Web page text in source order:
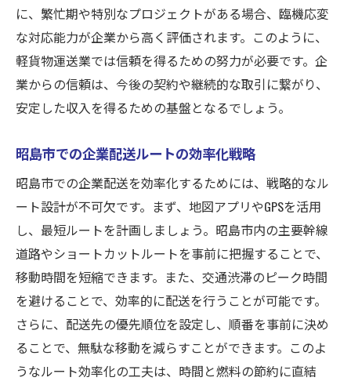
に、繁忙期や特別なプロジェクトがある場合、臨機応変
な対応能力が企業から高く評価されます。このように、
軽貨物運送業では信頼を得るための努力が必要です。企
業からの信頼は、今後の契約や継続的な取引に繋がり、
安定した収入を得るための基盤となるでしょう。
昭島市での企業配送ルートの効率化戦略
昭島市での企業配送を効率化するためには、戦略的なル
ート設計が不可欠です。まず、地図アプリやGPSを活用
し、最短ルートを計画しましょう。昭島市内の主要幹線
道路やショートカットルートを事前に把握することで、
移動時間を短縮できます。また、交通渋滞のピーク時間
を避けることで、効率的に配送を行うことが可能です。
さらに、配送先の優先順位を設定し、順番を事前に決め
ることで、無駄な移動を減らすことができます。このよ
うなルート効率化の工夫は、時間と燃料の節約に直結